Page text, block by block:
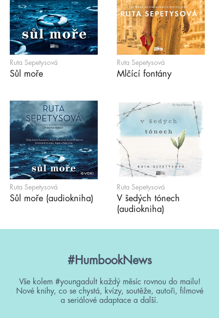
Ruta Sepetysová
Sůl moře
Ruta Sepetysová
Mlčící fontány
Ruta Sepetysová
Sůl moře (audiokniha)
Ruta Sepetysová
V šedých tónech
(audiokniha)
#HumbookNews
Vše kolem #youngadult každý měsíc rovnou do mailu!
Nové knihy, co se chystá, kvízy, soutěže, autoři, filmové
a seriálové adaptace a další.